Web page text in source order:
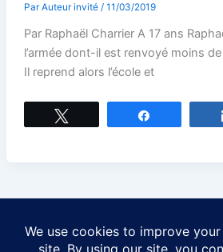
Par Auteur invité / 11/03/2019
Par Raphaël Charrier A 17 ans
l’armée dont-il est renvoyé moins
Il reprend alors l’école et